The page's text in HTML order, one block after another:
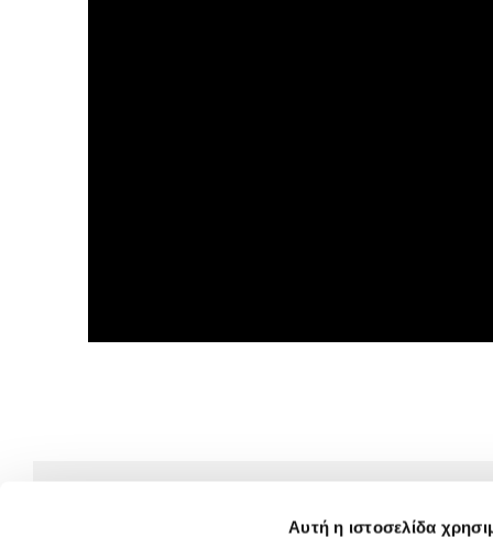
Αυτή η ιστοσελίδα